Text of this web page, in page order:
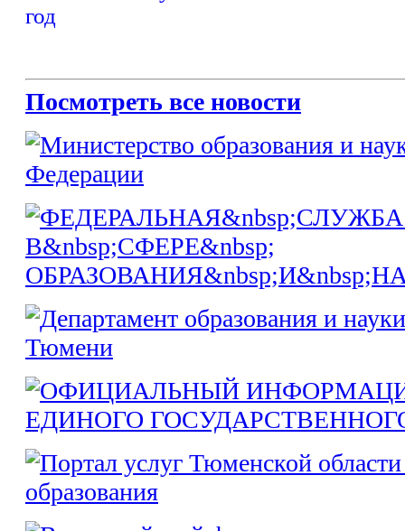
Посмотреть все новости